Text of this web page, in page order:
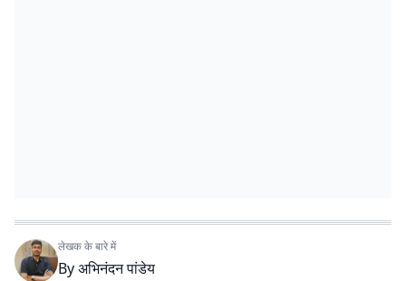
लेखक के बारे में
Byअभिनंदन पांडेय